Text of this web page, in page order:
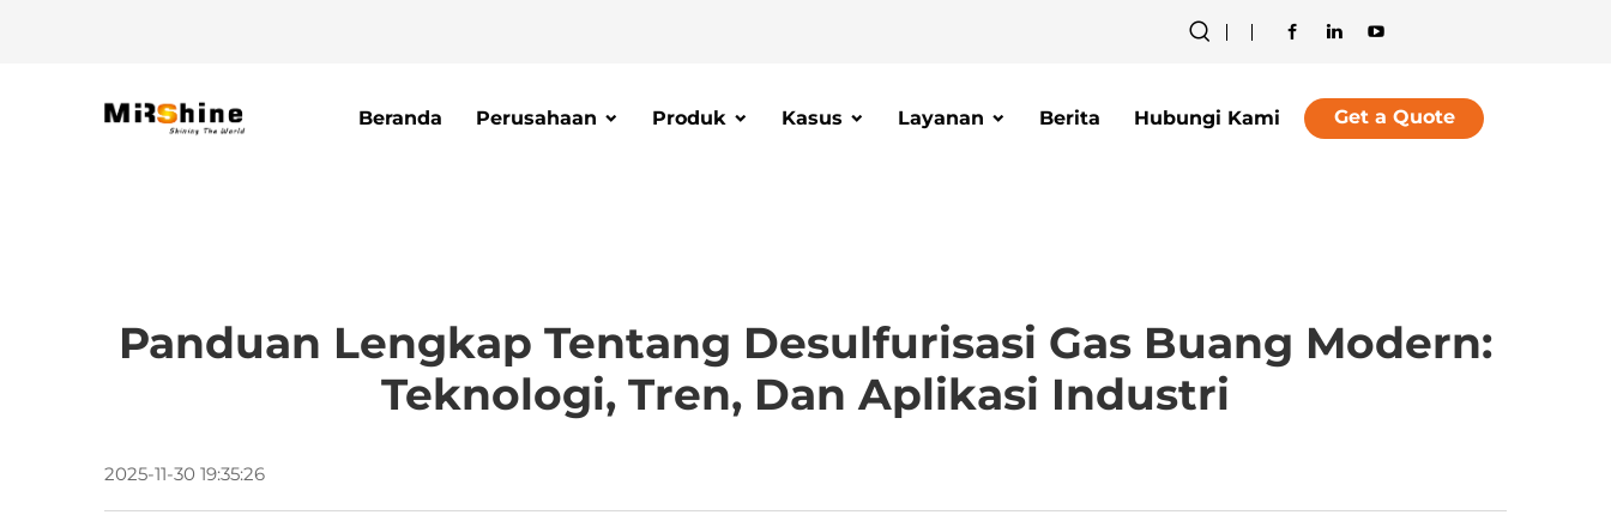
Beranda Perusahaan Produk Kasus Layanan Berita Hubungi Kami Get a Quote
Panduan Lengkap Tentang Desulfurisasi Gas Buang Modern:
Teknologi, Tren, Dan Aplikasi Industri
2025-11-30 19:35:26